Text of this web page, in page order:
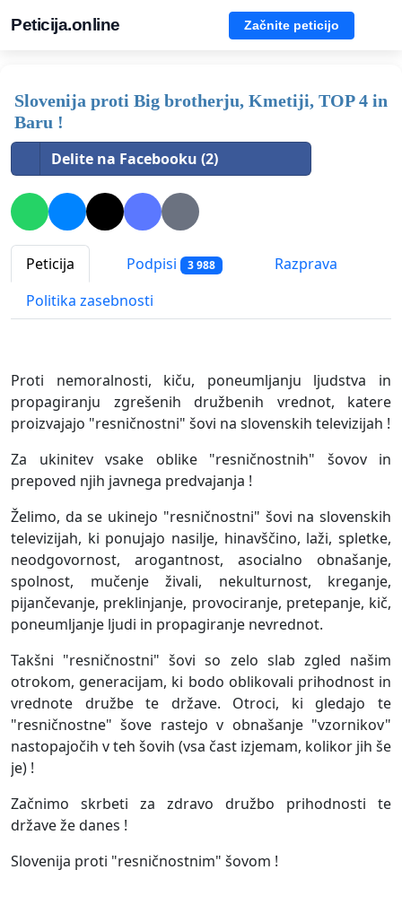
Peticija.online Začnite peticijo
Slovenija proti Big brotherju, Kmetiji, TOP 4 in
Baru !
Delite na Facebooku (2)
Peticija Podpisi 3 988
Razprava
Politika zasebnosti
Proti nemoralnosti, kiču, poneumljanju ljudstva in
propagiranju zgrešenih družbenih vrednot, katere
proizvajajo "resničnostni" šovi na slovenskih televizijah !
Za ukinitev vsake oblike "resničnostnih" šovov in
prepoved njih javnega predvajanja !
Želimo, da se ukinejo "resničnostni" šovi na slovenskih
televizijah, ki ponujajo nasilje, hinavščino, laži, spletke,
neodgovornost, arogantnost, asocialno obnašanje,
spolnost, mučenje živali, nekulturnost, kreganje,
pijančevanje, preklinjanje, provociranje, pretepanje, kič,
poneumljanje ljudi in propagiranje nevrednot.
Takšni "resničnostni" šovi so zelo slab zgled našim
otrokom, generacijam, ki bodo oblikovali prihodnost in
vrednote družbe te države. Otroci, ki gledajo te
"resničnostne" šove rastejo v obnašanje "vzornikov"
nastopajočih v teh šovih (vsa čast izjemam, kolikor jih še
je) !
Začnimo skrbeti za zdravo družbo prihodnosti te
države že danes !
Slovenija proti "resničnostnim" šovom !